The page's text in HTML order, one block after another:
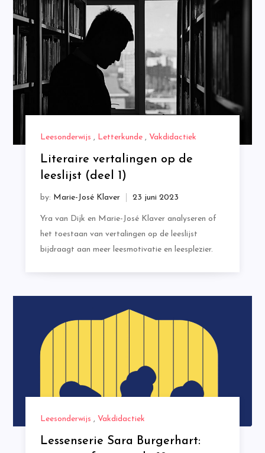
Leesonderwijs , Letterkunde, Vakdidactiek
Literaire vertalingen op de
leeslijst (deel 1)
by: Marie-José Klaver
Yra van Dijk en Marie-José Klaver analyseren of
het toestaan van vertalingen op de leeslijst
bijdraagt aan meer leesmotivatie en leesplezier.
Leesonderwijs , Vakdidactiek
Lessenserie Sara Burgerhart: